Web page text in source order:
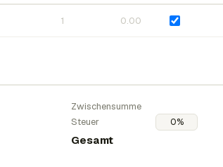
Zwischensumme
Steuer
Gesamt